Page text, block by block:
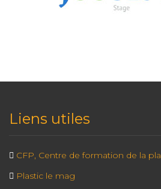
Liens utiles
CFP, Centre de formation de la
Plastic le mag